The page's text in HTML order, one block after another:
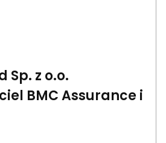
Sp. z o.o.
BMC Assurance i